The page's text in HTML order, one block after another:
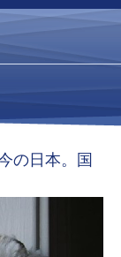
の日本。国